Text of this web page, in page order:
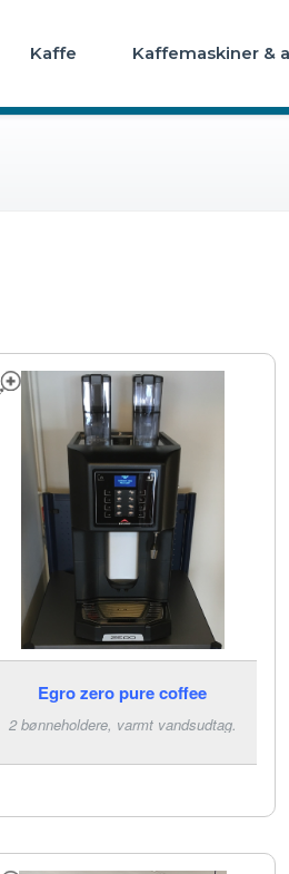
Kaffe Kaffemaskiner &
Egro zero pure coffee
2 bønneholdere, varmt vandsudtag.